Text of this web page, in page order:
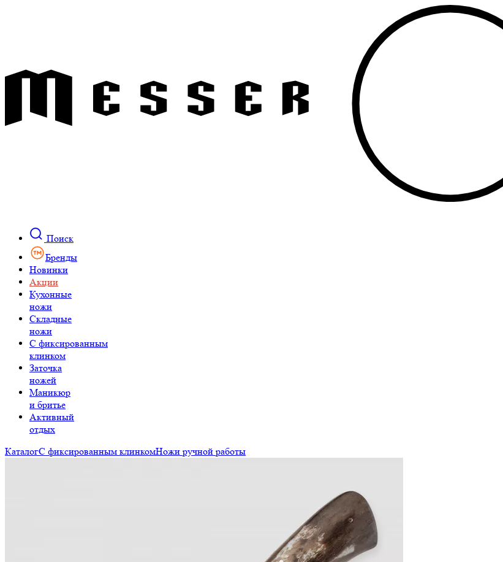
Поиск
Бренды
Новинки
Акции
Кухонные
ножи
Складные
ножи
C фиксированным
клинком
Заточка
ножей
Маникюр
и бритье
Активный
отдых
КаталогС фиксированным клинкомНожи ручной работы